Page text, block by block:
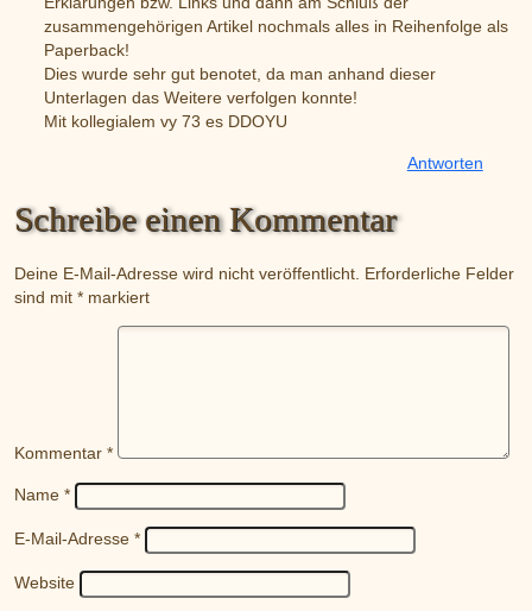
zusammengehörigen Artikel nochmals alles in Reihenfolge als
Paperback!
Dies wurde sehr gut benotet, da man anhand dieser
Unterlagen das Weitere verfolgen konnte!
Mit kollegialem vy 73 es DDOYU
Antworten
Schreibe einen Kommentar
Deine E-Mail-Adresse wird nicht veröffentlicht. Erforderliche Felder
sind mit* markiert
Kommentar*
Name*
E-Mail-Adresse*
Website